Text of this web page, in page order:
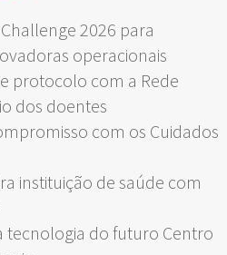
2026 para
operacionais
protocolo com a Rede
dos doentes
com os Cuidados
instituição de saúde com
tecnologia do futuro Centro